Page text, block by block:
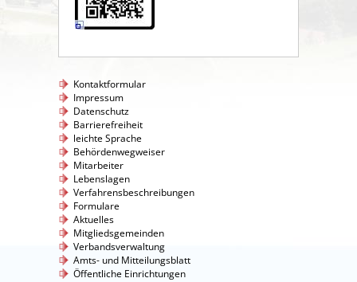
Kontaktformular
Impressum
Datenschutz
Barrierefreiheit
leichte Sprache
Behördenwegweiser
Mitarbeiter
Lebenslagen
Verfahrensbeschreibungen
Formulare
Aktuelles
Mitgliedsgemeinden
Verbandsverwaltung
Amts- und Mitteilungsblatt
Öffentliche Einrichtungen